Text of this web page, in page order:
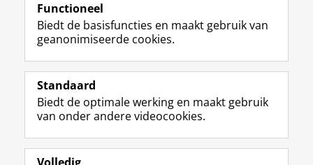
View this page in:English
Volg de RUG
F
a
e
b
o
L
i
k
e
I
R
S
-
f
e
I
n
t
r
Y
o
T
e
Studiekiezers
Alumni
Functioneel
Biedt de basisfuncties en maakt gebruik van
geanonimiseerde cookies.
Standaard
Biedt de optimale werking en maakt gebruik
van onder andere videocookies.